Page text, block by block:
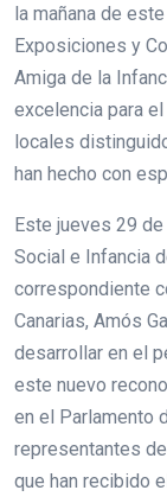
la mañana de
Exposiciones y
Amiga de la
excelencia para
locales
han hecho con
Este jueves 29
Social e Infancia
correspondiente
Canarias, Amós
desarrollar en el
este nuevo
en el Parlamento
representantes
que han recibido